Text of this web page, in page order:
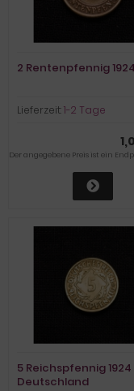
2 Rentenpfennig
Lieferzeit:1-2 Tage
Der angegebene Preis ist ein
5 Reichspfennig 1924
Deutschland